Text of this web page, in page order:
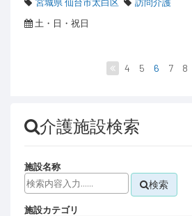
土・日・祝日
4 5 6 7 8
介護施設検索
施設名称
検索
施設カテゴリ